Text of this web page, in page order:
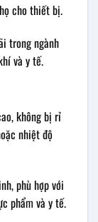
cho thiết bị.
trong ngành
và y tế.
không bị rỉ
nhiệt độ
phù hợp với
phẩm và y tế.